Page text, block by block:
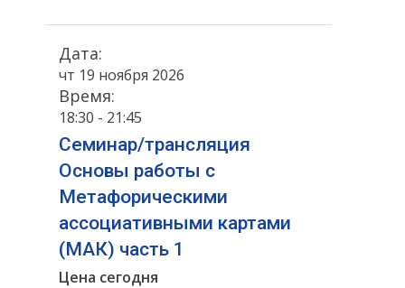
Дата:
чт 19 ноября 2026
Время:
18:30 - 21:45
Семинар/трансляция
Основы работы с
Метафорическими
ассоциативными картами
(МАК) часть 1
Цена сегодня